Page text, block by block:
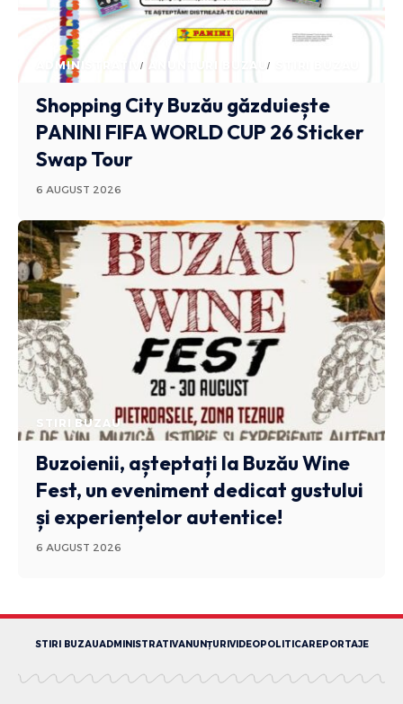
ADMINISTRATIV ANUNTURI BUZAU
Shopping City Buzău găzduiește
PANINI FIFA WORLD CUP 26 Sticker
Swap Tour
6 AUGUST 2026
STIRI BUZAU
Buzoienii, așteptați la Buzău Wine
Fest, un eveniment dedicat gustului
și experiențelor autentice!
6 AUGUST 2026
STIRI BUZAUADMINISTRATIVANUNȚURI VIDEOPOLITICAREPORTAJE